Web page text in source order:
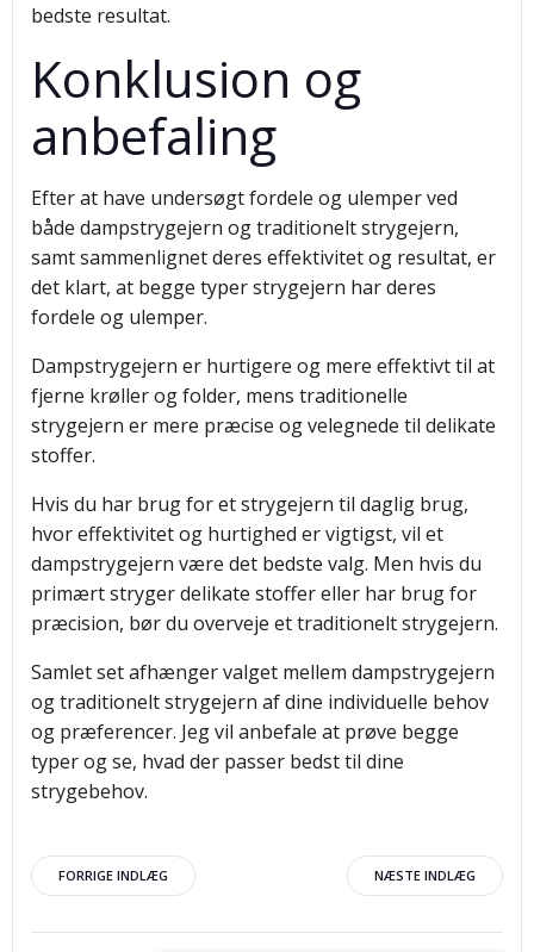
bedste resultat.
Konklusion og
anbefaling
Efter at have undersøgt fordele og ulemper ved
både dampstrygejern og traditionelt strygejern,
samt sammenlignet deres effektivitet og resultat, er
det klart, at begge typer strygejern har deres
fordele og ulemper.
Dampstrygejern er hurtigere og mere effektivt til at
fjerne krøller og folder, mens traditionelle
strygejern er mere præcise og velegnede til delikate
stoffer.
Hvis du har brug for et strygejern til daglig brug,
hvor effektivitet og hurtighed er vigtigst, vil et
dampstrygejern være det bedste valg. Men hvis du
primært stryger delikate stoffer eller har brug for
præcision, bør du overveje et traditionelt strygejern.
Samlet set afhænger valget mellem dampstrygejern
og traditionelt strygejern af dine individuelle behov
og præferencer. Jeg vil anbefale at prøve begge
typer og se, hvad der passer bedst til dine
strygebehov.
Indlægsnavigation
FORRIGE INDLÆG NÆSTE INDLÆG